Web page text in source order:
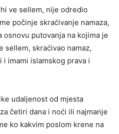
ve sellem, nije odredio
počinje skraćivanje namaza,
putovanja na kojima je
sellem, skraćivao namaz,
imami islamskog prava i
udaljenost od mjesta
četiri dana i noći ili najmanje
ko kakvim poslom krene na